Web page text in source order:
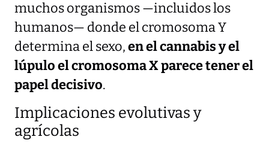
muchos organismos —incluidos los
humanos— donde el cromosoma Y
determina el sexo,en el cannabis y el
lúpulo el cromosoma X parece tener el
papel decisivo.
Implicaciones evolutivas y
agrícolas